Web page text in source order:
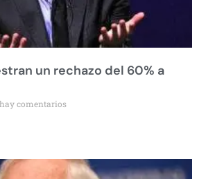
un rechazo del 60% a
comentarios